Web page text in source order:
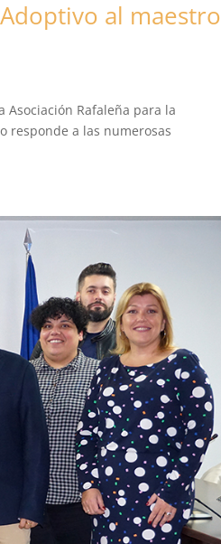
al maestro
Rafaleña para la
responde a las numerosas